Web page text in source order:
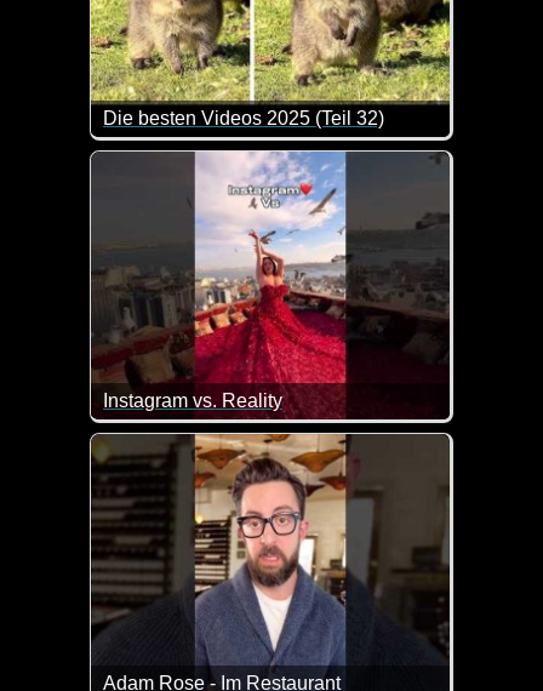
Die besten Videos 2025 (Teil 32)
Eine tolle Zusammenstellung von lustigen
Instagram vs. Reality
Ja, auf Insta sehen viele Dinge zehnmal besser
Adam Rose - Im Restaurant